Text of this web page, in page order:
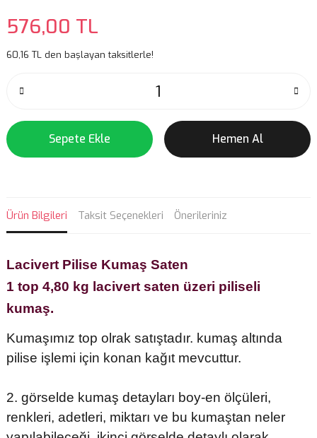
576,00 TL
60,16 TL den başlayan taksitlerle!
Sepete Ekle Hemen Al
Ürün Bilgileri Taksit Seçenekleri Önerileriniz
Lacivert Pilise Kumaş Saten
1 top 4,80 kg lacivert saten üzeri piliseli
kumaş.
Kumaşımız top olrak satıştadır. kumaş altında
pilise işlemi için konan kağıt mevcuttur.
2. görselde kumaş detayları boy-en ölçüleri,
renkleri, adetleri, miktarı ve bu kumaştan neler